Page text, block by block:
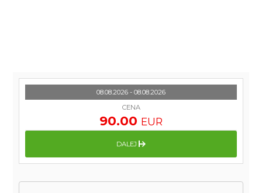
08.08.2026 - 08.08.2026
CENA
90.00 EUR
DALEJ